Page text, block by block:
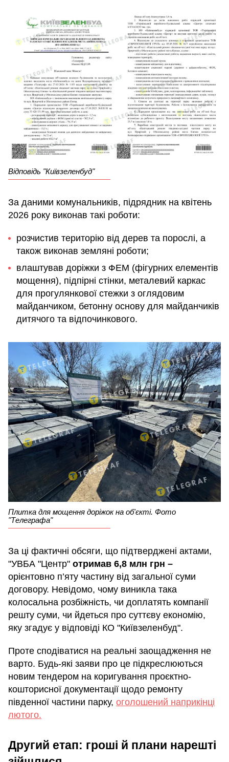
Відповідь "Київзеленбуд"
За даними комунальників, підрядник на квітень
2026 року виконав такі роботи:
розчистив територію від дерев та порослі, а
також виконав земляні роботи;
влаштував доріжки з ФЕМ (фігурних елементів
мощення), підпірні стінки, металевий каркас
для прогулянкової стежки з оглядовим
майданчиком, бетонну основу для майданчиків
дитячого та відпочинкового.
Плитка для мощення доріжок на об'єкті. Фото
"Телеграфа"
За ці фактичні обсяги, що підтверджені актами,
"УВБА "Центр" отримав 6,8 млн грн –
орієнтовно п’яту частину від загальної суми
договору. Невідомо, чому виникла така
колосальна розбіжність, чи доплатять компанії
решту суми, чи йдеться про суттєву економію,
яку згадує у відповіді КО "Київзеленбуд".
Проте сподіватися на реальні заощадження не
варто. Будь-які заяви про це підкреслюються
новим тендером на коригування проєктно-
кошторисної документації щодо ремонту
південної частини парку, оголошений наприкінці
лютого.
Другий етап: гроші й плани нарешті